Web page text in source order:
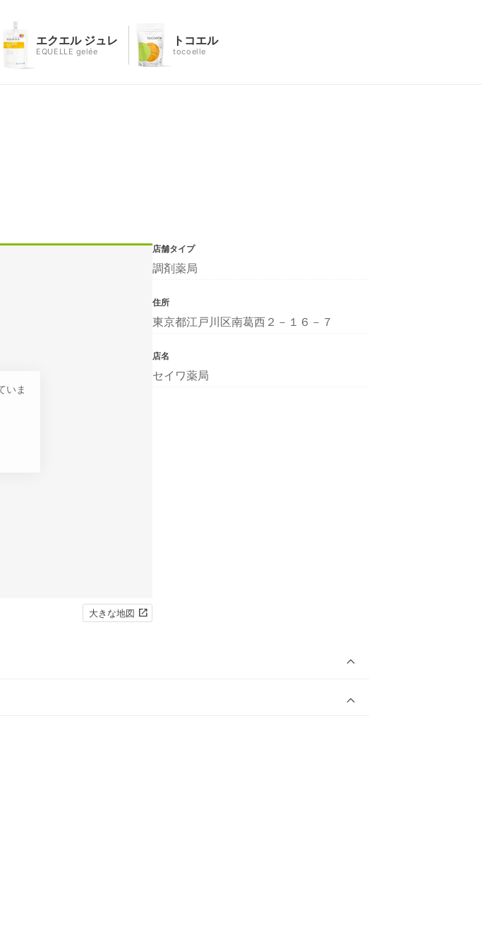
エクエル ジュレ
EQUELLE gelée
トコエル
tocoelle
いま
大きな地図
店舗タイプ
調剤薬局
住所
東京都江戸川区南葛西２－１６－７
店名
セイワ薬局